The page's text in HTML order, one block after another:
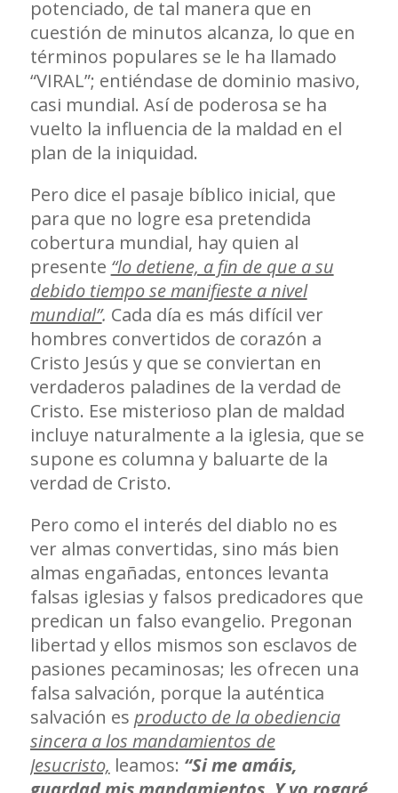
potenciado, de tal manera que en
cuestión de minutos alcanza, lo que en
términos populares se le ha llamado
“VIRAL”; entiéndase de dominio masivo,
casi mundial. Así de poderosa se ha
vuelto la influencia de la maldad en el
plan de la iniquidad.
Pero dice el pasaje bíblico inicial, que
para que no logre esa pretendida
cobertura mundial, hay quien al
presente “lo detiene, a fin de que a su
debido tiempo se manifieste a nivel
mundial”. Cada día es más difícil ver
hombres convertidos de corazón a
Cristo Jesús y que se conviertan en
verdaderos paladines de la verdad de
Cristo. Ese misterioso plan de maldad
incluye naturalmente a la iglesia, que se
supone es columna y baluarte de la
verdad de Cristo.
Pero como el interés del diablo no es
ver almas convertidas, sino más bien
almas engañadas, entonces levanta
falsas iglesias y falsos predicadores que
predican un falso evangelio. Pregonan
libertad y ellos mismos son esclavos de
pasiones pecaminosas; les ofrecen una
falsa salvación, porque la auténtica
salvación es producto de la obediencia
sincera a los mandamientos de
Jesucristo, leamos: “Si me amáis,